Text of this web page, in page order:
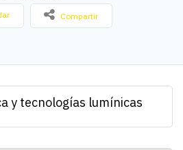
Compartir
y tecnologías lumínicas